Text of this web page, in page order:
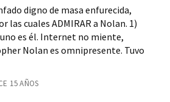
digno de masa enfurecida,
las cuales ADMIRAR a Nolan. 1)
es él. Internet no miente,
Nolan es omnipresente. Tuvo
15 AÑOS